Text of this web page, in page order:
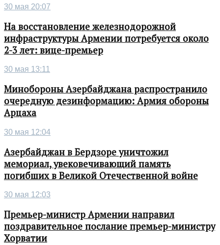
30 мая 20:07
На восстановление железнодорожной
инфраструктуры Армении потребуется около
2-3 лет: вице-премьер
30 мая 13:11
Минобороны Азербайджана распространило
очередную дезинформацию: Армия обороны
Арцаха
30 мая 12:04
Азербайджан в Бердзоре уничтожил
мемориал, увековечивающий память
погибших в Великой Отечественной войне
30 мая 12:03
Премьер-министр Армении направил
поздравительное послание премьер-министру
Хорватии